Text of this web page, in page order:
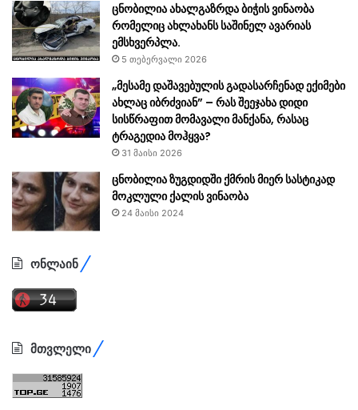
ცნობილია ახალგაზრდა ბიჭის ვინაობა
რომელიც ახლახანს საშინელ ავარიას
ემსხვერპლა.
5 თებერვალი 2026
„მესამე დაშავებულის გადასარჩენად ექიმები
ახლაც იბრძვიან” – რას შეეჯახა დიდი
სისწრაფით მომავალი მანქანა, რასაც
ტრაგედია მოჰყვა?
31 მაისი 2026
ცნობილია ზუგდიდში ქმრის მიერ სასტიკად
მოკლული ქალის ვინაობა
24 მაისი 2024
ონლაინ
მთვლელი